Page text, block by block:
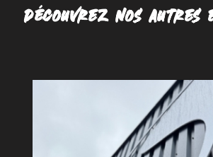
DÉCOUVREZ NOS AUTRES